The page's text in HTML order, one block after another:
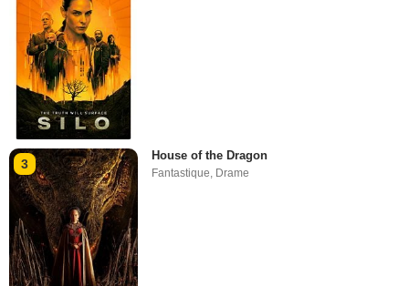
3
House of the Dragon
Fantastique Drame